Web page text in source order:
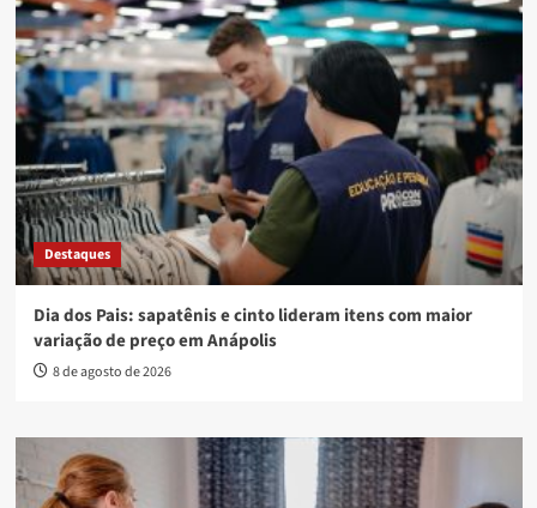
Destaques
Dia dos Pais: sapatênis e cinto lideram itens com maior
variação de preço em Anápolis
8 de agosto de 2026